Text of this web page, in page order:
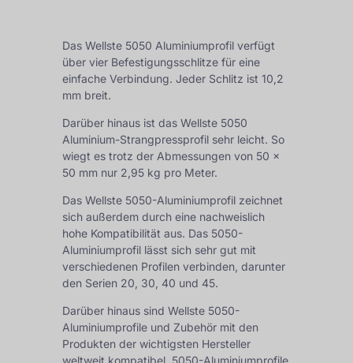
Das Wellste 5050 Aluminiumprofil verfügt
über vier Befestigungsschlitze für eine
einfache Verbindung. Jeder Schlitz ist 10,2
mm breit.
Darüber hinaus ist das Wellste 5050
Aluminium-Strangpressprofil sehr leicht. So
wiegt es trotz der Abmessungen von 50 x
50 mm nur 2,95 kg pro Meter.
Das Wellste 5050-Aluminiumprofil zeichnet
sich außerdem durch eine nachweislich
hohe Kompatibilität aus. Das 5050-
Aluminiumprofil lässt sich sehr gut mit
verschiedenen Profilen verbinden, darunter
den Serien 20, 30, 40 und 45.
Darüber hinaus sind Wellste 5050-
Aluminiumprofile und Zubehör mit den
Produkten der wichtigsten Hersteller
weltweit kompatibel. 5050-Aluminiumprofile